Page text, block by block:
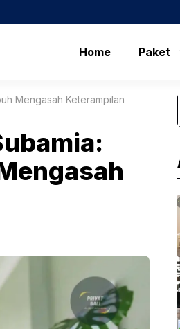
Home Paket
Mengasah Keterampilan